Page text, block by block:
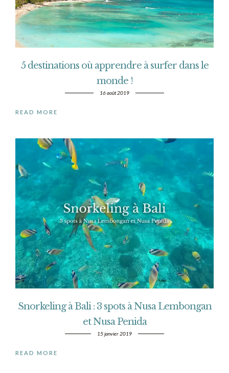
5 destinations où apprendre à surfer dans le
monde !
16 août 2019
READ MORE
Snorkeling à Bali : 3 spots à Nusa Lembongan
et Nusa Penida
15 janvier 2019
READ MORE